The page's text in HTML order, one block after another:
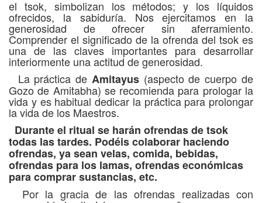
el tsok, simbolizan los métodos; y los líquidos
ofrecidos, la sabiduría. Nos ejercitamos en la
generosidad de ofrecer sin aferramiento.
Comprender el significado de la ofrenda del tsok es
una de las claves importantes para desarrollar
interiormente una actitud de generosidad.
La práctica de Amitayus (aspecto de cuerpo de
Gozo de Amitabha) se recomienda para prologar la
vida y es habitual dedicar la práctica para prolongar
la vida de los Maestros.
Durante el ritual se harán ofrendas de tsok
todas las tardes. Podéis colaborar haciendo
ofrendas, ya sean velas, comida, bebidas,
ofrendas para los lamas, ofrendas económicas
para comprar sustancias, etc.
Por la gracia de las ofrendas realizadas con